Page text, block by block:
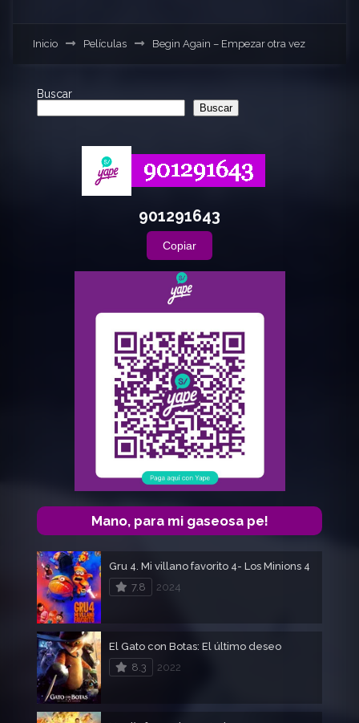
Inicio Películas Begin Again – Empezar otra vez
Buscar
Buscar
901291643
Copiar
Mano, para mi gaseosa pe!
Gru 4. Mi villano favorito 4- Los Minions 4
7.8
2024
El Gato con Botas: El último deseo
8.3
2022